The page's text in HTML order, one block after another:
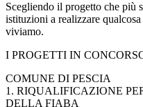
Scegliendo il progetto che più
istituzioni a realizzare
viviamo.
I PROGETTI IN
COMUNE DI PESCIA
1. RIQUALIFICAZIONE
DELLA FIABA